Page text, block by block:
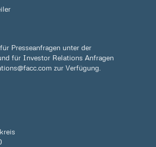
Presseanfragen unter der
für Investor Relations Anfragen
zur Verfügung.